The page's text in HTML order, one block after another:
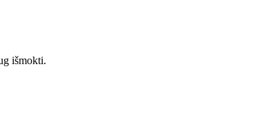
išmokti.